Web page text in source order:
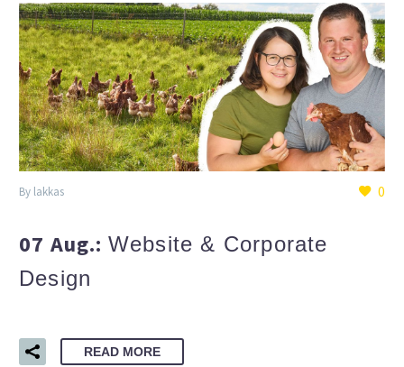
0
By lakkas
07 Aug.: Website & Corporate
Design
READ MORE